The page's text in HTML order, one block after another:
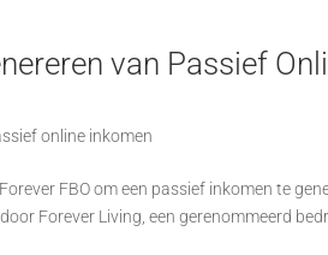
van Passief
online inkomen
FBO om een passief inkomen te
Forever Living, een gerenommeerd